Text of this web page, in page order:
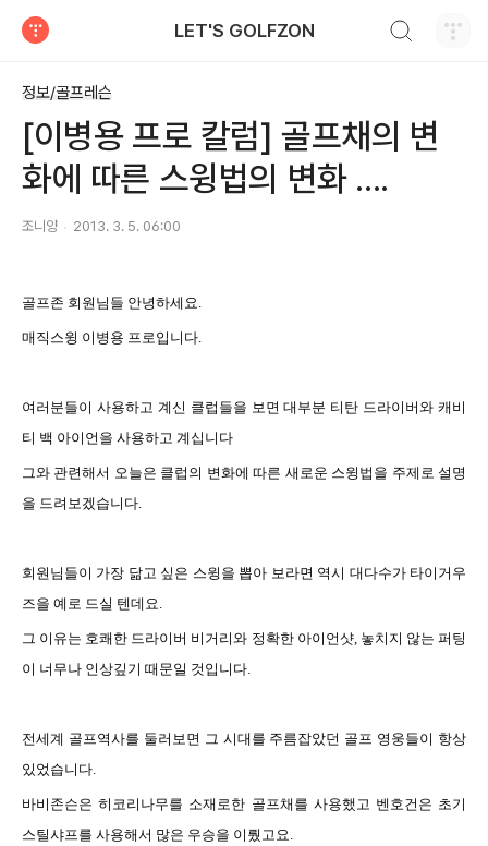
LET'S GOLFZON
정보/골프레슨
[이병용 프로 칼럼] 골프채의 변
화에 따른 스윙법의 변화 ....
조니양 2013. 3. 5. 06:00
골프존 회원님들 안녕하세요.
매직스윙 이병용 프로입니다.
여러분들이 사용하고 계신 클럽들을 보면 대부분 티탄 드라이버와 캐비
티 백 아이언을 사용하고 계십니다
그와 관련해서 오늘은 클럽의 변화에 따른 새로운 스윙법을 주제로 설명
을 드려보겠습니다.
회원님들이 가장 닮고 싶은 스윙을 뽑아 보라면 역시 대다수가 타이거우
즈을 예로 드실 텐데요.
그 이유는 호쾌한 드라이버 비거리와 정확한 아이언샷, 놓치지 않는 퍼팅
이 너무나 인상깊기 때문일 것입니다.
전세계 골프역사를 둘러보면 그 시대를 주름잡았던 골프 영웅들이 항상
있었습니다.
바비존슨은히코리나무를 소재로한 골프채를 사용했고 벤호건은 초기
스틸샤프를 사용해서 많은 우승을 이뤘고요.